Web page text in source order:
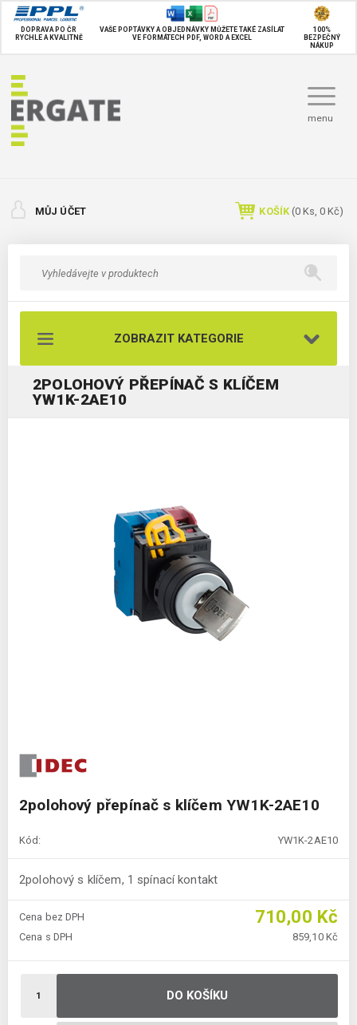
DOPRAVA PO ČR
RYCHLE A KVALITNĚ
VAŠE POPTÁVKY A OBJEDNÁVKY MŮŽETE TAKÉ ZASÍLAT
VE FORMÁTECH PDF, WORD A EXCEL
100%
BEZPEČNÝ
NÁKUP
menu
MŮJ ÚČET KOŠÍK (0 Ks, 0 Kč)
ZOBRAZIT KATEGORIE
2POLOHOVÝ PŘEPÍNAČ S KLÍČEM
YW1K-2AE10
2polohový přepínač s klíčem YW1K-2AE10
Kód: YW1K-2AE10
2polohový s klíčem, 1 spínací kontakt
Cena bez DPH 710,00 Kč
Cena s DPH 859,10 Kč
DO KOŠÍKU